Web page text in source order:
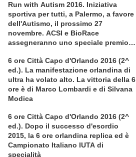
Run with Autism 2016. Iniziativa
sportiva per tutti, a Palermo, a favore
dell'Autismo, il prossimo 27
novembre. ACSI e BioRace
assegneranno uno speciale premio
6 ore Città Capo d'Orlando 2016 (2^
ed.). La manifestazione orlandina di
ultra ha volato alto. La vittoria della 6
ore è di Marco Lombardi e di Silvana
Modica
6 ore Città Capo d'Orlando 2016 (2^
ed.). Dopo il successo d'esordio
2015, la 6 ore orlandina replica ed è
Campionato Italiano IUTA di
specialità